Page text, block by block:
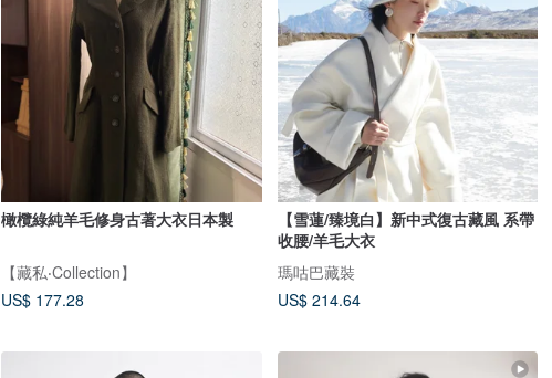
橄欖綠純羊毛修身古著大衣日本製
【藏私‧Collection】
US$ 177.28
【雪蓮/臻境白】新中式復古藏風 系帶
收腰/羊毛大衣
瑪咕巴藏裝
US$ 214.64